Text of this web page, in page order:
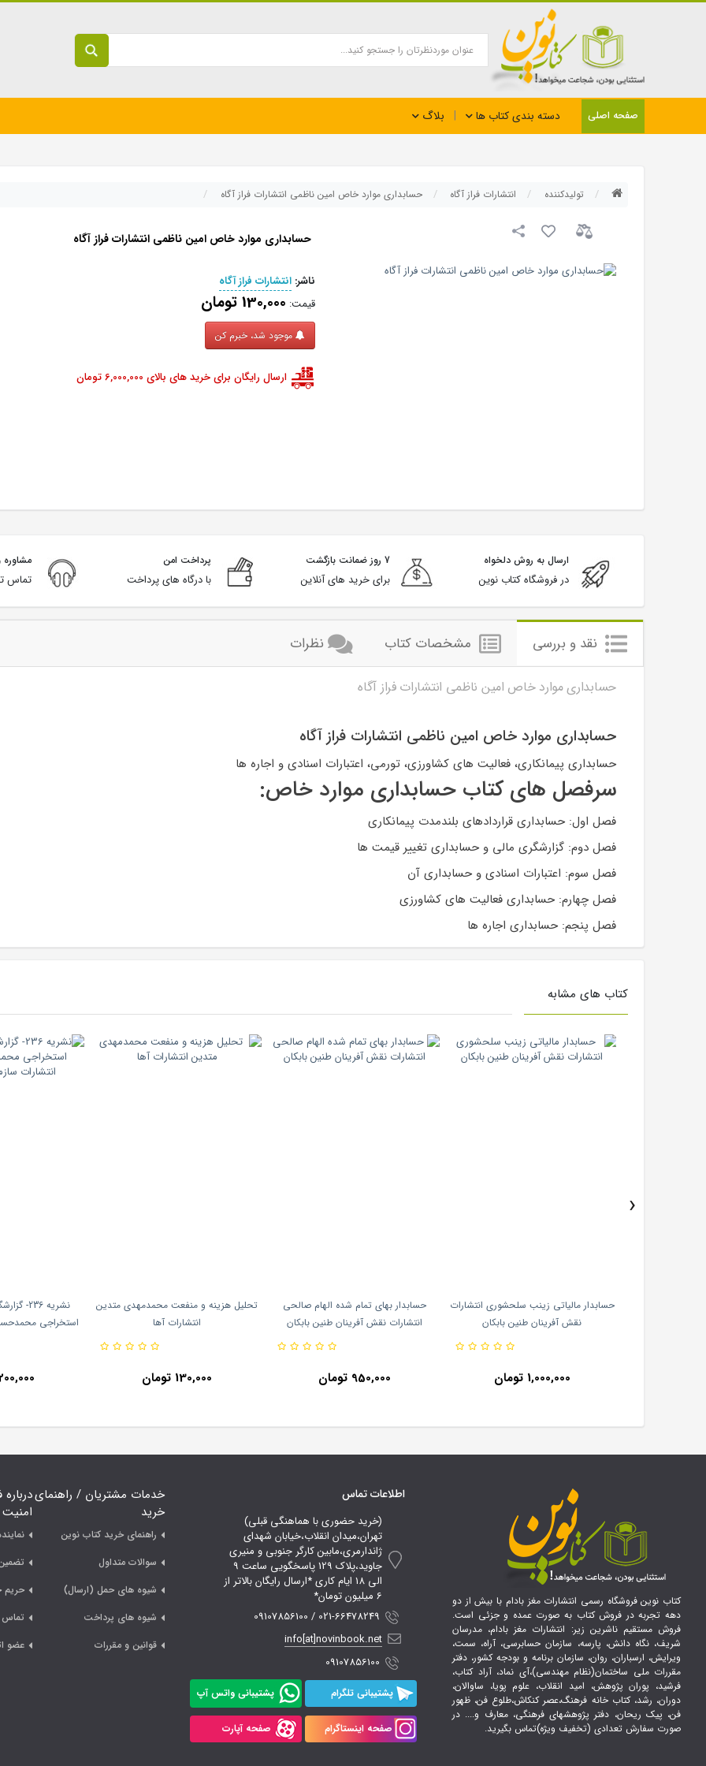
صفحه اصلی دسته بندی کتاب ها بلاگ
تولیدکننده انتشارات فراز آگاه حسابداری موارد خاص امین ناظمی انتشارات فراز آگاه
حسابداری موارد خاص امین ناظمی انتشارات فراز آگاه
ناشر: انتشارات فراز آگاه
قیمت: 130,000 تومان
ارسال رایگان برای خرید های بالای 6,000,000 تومان
ارسال به روش دلخواه
در فروشگاه کتاب نوین
7 روز ضمانت بازگشت
برای خرید های آنلاین
پرداخت امن
با درگاه های پرداخت
مشاوره
تماس
نقد و بررسی مشخصات کتاب نظرات
حسابداری موارد خاص امین ناظمی انتشارات فراز آگاه
حسابداری موارد خاص امین ناظمی انتشارات فراز آگاه
حسابداری پیمانکاری، فعالیت های کشاورزی، تورمی، اعتبارات اسنادی و اجاره ها
سرفصل های کتاب حسابداری موارد خاص:
فصل اول: حسابداری قراردادهای بلندمدت پیمانکاری
فصل دوم: گزارشگری مالی و حسابداری تغییر قیمت ها
فصل سوم: اعتبارات اسنادی و حسابداری آن
فصل چهارم: حسابداری فعالیت های کشاورزی
فصل پنجم: حسابداری اجاره ها
کتاب های مشابه
حسابدار مالیاتی زینب سلحشوری انتشارات
نقش آفرینان طنین بابکان
1,000,000 تومان
حسابدار بهای تمام شده الهام صالحی
انتشارات نقش آفرینان طنین بابکان
950,000 تومان
تحلیل هزینه و منفعت محمدمهدی متدین
انتشارات آها
130,000 تومان
نشریه
استخراجی
200,000
›
کتاب نوین فروشگاه رسمی انتشارات مغز بادام با بیش از دو
دهه تجربه در فروش کتاب به صورت عمده و جزئی است.
فروش مستقیم ناشرین زیر: انتشارات مغز بادام، مدرسان
شریف، نگاه دانش، پارسه، سازمان حسابرسی، آراه، سمت،
ویرایش، ارسباران، روان، سازمان برنامه و بودجه کشور، دفتر
مقررات ملی ساختمان(نظام مهندسی)،آی نماد، آراد کتاب،
فرشید، پوران پژوهش، امید انقلاب، علوم پویا، ساوالان،
دوران، رشد، کتاب خانه فرهنگ،عصر کنکاش،طلوع فن، ظهور
فن، پیک ریحان، دفتر پژوهشهای فرهنگی، معارف و.... در
صورت سفارش تعدادی (تخفیف ویژه)تماس بگیرید.
اطلاعات تماس
(خرید حضوری با هماهنگی قبلی)
تهران،میدان انقلاب،خیابان شهدای
ژاندارمری،مابین کارگر جنوبی و منیری
جاوید،پلاک 129 پاسخگویی ساعت 9
الی 18 ایام کاری *ارسال رایگان بالاتر از
6 میلیون تومان*
021-66478249 / 09107856100
info[at]novinbook.net
09107856100
پشتیبانی تلگرام پشتیبانی واتس آپ
صفحه اینستاگرام صفحه آپارت
خدمات مشتریان / راهنمای
خرید
راهنمای خرید کتاب نوین
سوالات متداول
شیوه های حمل (ارسال)
شیوه های پرداخت
قوانین و مقررات
امنیت
تماس
عضو